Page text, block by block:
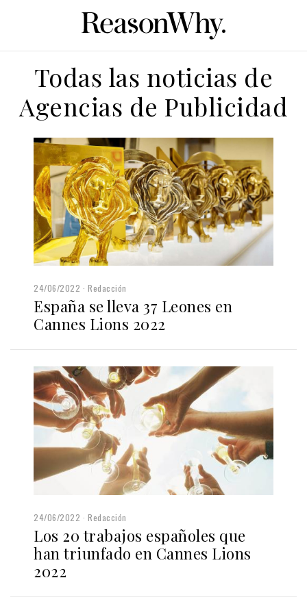
Todas las noticias de
Agencias de Publicidad
24/06/2022 Redacción
España se lleva 37 Leones en
Cannes Lions 2022
24/06/2022 Redacción
Los 20 trabajos españoles que
han triunfado en Cannes Lions
2022